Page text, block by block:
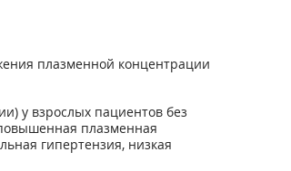
плазменной концентрации
у взрослых пациентов без
плазменная
гипертензия, низкая